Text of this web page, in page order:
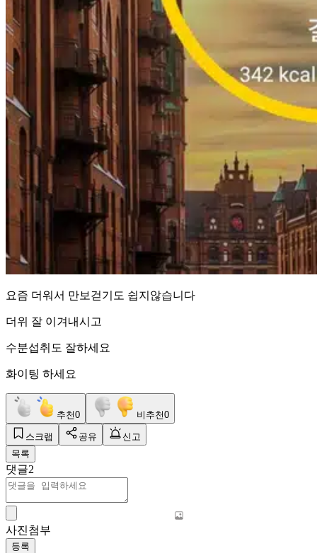
요즘 더워서 만보걷기도 쉽지않습니다
더위 잘 이겨내시고
수분섭취도 잘하세요
화이팅 하세요
추천0 비추천0
스크랩 공유
신고
목록
댓글2
사진첨부
등록